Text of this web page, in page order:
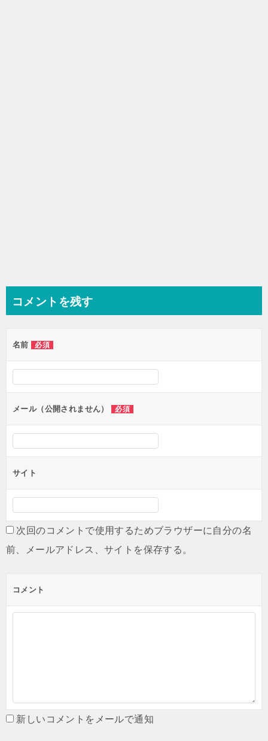
コメントを残す
名前 必須
メール（公開されません） 必須
サイト
次回のコメントで使用するためブラウザーに自分の名
前、メールアドレス、サイトを保存する。
コメント
新しいコメントをメールで通知